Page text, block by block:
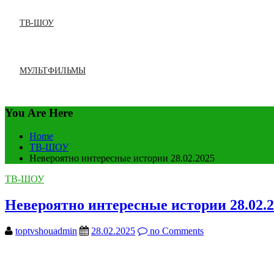
ТВ-ШОУ
МУЛЬТФИЛЬМЫ
You Are Here
Home
ТВ-ШОУ
Невероятно интересные истории 28.02.2025
ТВ-ШОУ
Невероятно интересные истории
toptvshouadmin 28.02.2025 no Comments